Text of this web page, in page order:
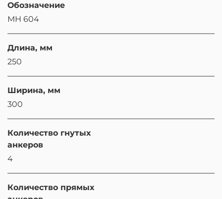
Обозначение
МН 604
Длина, мм
250
Ширина, мм
300
Количество гнутых
анкеров
4
Количество прямых